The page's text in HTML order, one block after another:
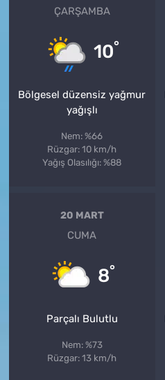
ÇARŞAMBA
10°
Bölgesel düzensiz yağmur
yağışlı
Nem: %66
Rüzgar: 10 km/h
Yağış Olasılığı: %88
20 MART
CUMA
8°
Parçalı Bulutlu
Nem: %73
Rüzgar: 13 km/h